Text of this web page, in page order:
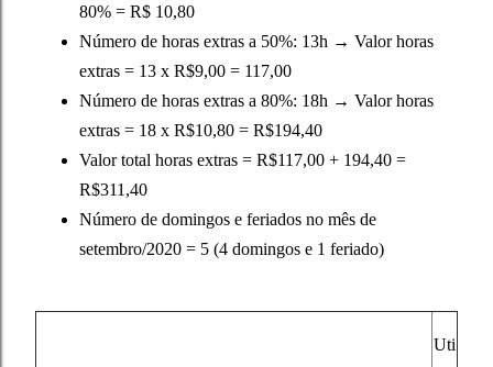
80% = R$ 10,80
Número de horas extras a 50%: 13h → Valor horas
extras = 13 x R$9,00 = 117,00
Número de horas extras a 80%: 18h → Valor horas
extras = 18 x R$10,80 = R$194,40
Valor total horas extras = R$117,00 + 194,40 =
R$311,40
Número de domingos e feriados no mês de
setembro/2020 = 5 (4 domingos e 1 feriado)
Uti